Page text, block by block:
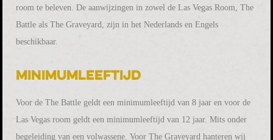
room te beleven. De aanwijzingen in zowel de Las Vegas Room, The
Battle als The Graveyard, zijn in het Nederlands en Engels
beschikbaar.
Minimumleeftijd
Voor de The Battle geldt een minimumleeftijd van 8 jaar en voor de
Las Vegas room geldt een minimumleeftijd van 12 jaar. Mits onder
begeleiding van een volwassene. Voor The Graveyard hanteren wij